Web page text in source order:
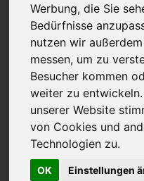
Werbung, die Sie
Bedürfnisse
nutzen wir
messen, um zu
Besucher kommen
weiter zu
unserer Website
von Cookies und
Technologien zu.
OK Einstellungen